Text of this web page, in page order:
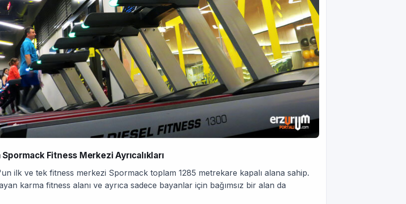
Fitness Merkezi Ayrıcalıkları
ilk ve tek fitness merkezi Spormack toplam 1285 metrekare kapalı alana sahip.
karma fitness alanı ve ayrıca sadece bayanlar için bağımsız bir alan da